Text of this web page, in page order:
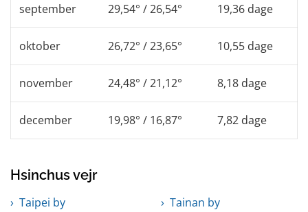
september 29,54° / 26,54° 19,36 dage
oktober 26,72° / 23,65° 10,55 dage
november 24,48° / 21,12° 8,18 dage
december 19,98° / 16,87° 7,82 dage
Hsinchus vejr
Taipei by
Tainan by